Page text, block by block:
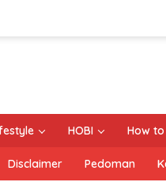
HOBI How to
Disclaimer Pedoman